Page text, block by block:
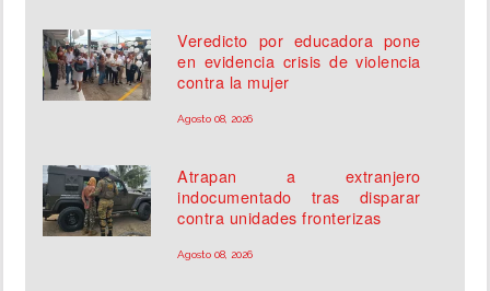
Veredicto por educadora pone
en evidencia crisis de violencia
contra la mujer
Agosto 08, 2026
Atrapan a extranjero
indocumentado tras disparar
contra unidades fronterizas
Agosto 08, 2026